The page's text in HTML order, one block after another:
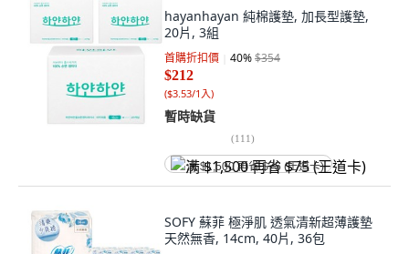
hayanhayan 純棉護墊, 加長型護墊,
20片, 3組
首購折扣價 40%$354
$212
($3.53/1入)
暫時缺貨
(111)
满 $1,500 再省 $75 (王道卡)
SOFY 蘇菲 極淨肌 透氣清新超薄護墊
天然無香, 14cm, 40片, 36包